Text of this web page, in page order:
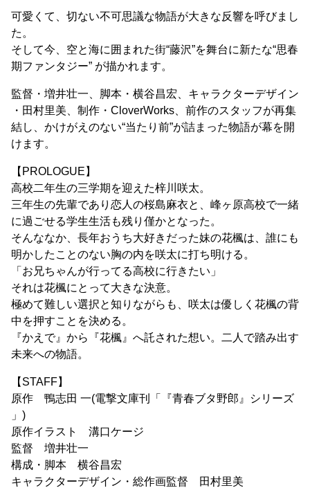
可愛くて、切ない不可思議な物語が大きな反響を呼びまし
た。
そして今、空と海に囲まれた街“藤沢”を舞台に新たな“思春
期ファンタジー” が描かれます。
監督・増井壮一、脚本・横谷昌宏、キャラクターデザイン
・田村里美、制作・CloverWorks、前作のスタッフが再集
結し、かけがえのない“当たり前”が詰まった物語が幕を開
けます。
【PROLOGUE】
高校二年生の三学期を迎えた梓川咲太。
三年生の先輩であり恋人の桜島麻衣と、峰ヶ原高校で一緒
に過ごせる学生生活も残り僅かとなった。
そんななか、長年おうち大好きだった妹の花楓は、誰にも
明かしたことのない胸の内を咲太に打ち明ける。
「お兄ちゃんが行ってる高校に行きたい」
それは花楓にとって大きな決意。
極めて難しい選択と知りながらも、咲太は優しく花楓の背
中を押すことを決める。
『かえで』から『花楓』へ託された想い。二人で踏み出す
未来への物語。
【STAFF】
原作 鴨志田 一(電撃文庫刊「『青春ブタ野郎』シリーズ
」)
原作イラスト 溝口ケージ
監督 増井壮一
構成・脚本 横谷昌宏
キャラクターデザイン・総作画監督 田村里美